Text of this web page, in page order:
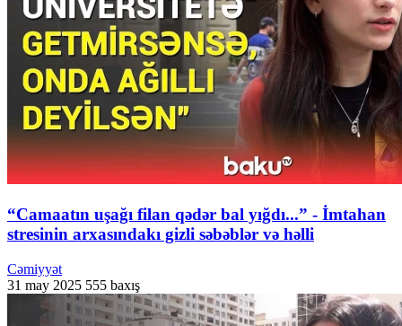
“Camaatın uşağı filan qədər bal yığdı...” - İmtahan
stresinin arxasındakı gizli səbəblər və həlli
Cəmiyyət
31 may 2025 555 baxış